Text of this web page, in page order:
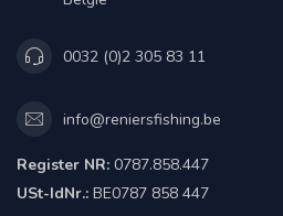
0032 (0)2 305 83 11
info@reniersfishing.be
Register NR: 0787.858.447
USt-IdNr.: BE0787 858 447